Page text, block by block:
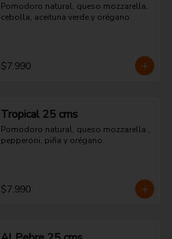
Pomodoro natural, queso mozzarella,
cebolla, aceituna verde y orégano.
$7.990
Tropical 25 cms
Pomodoro natural, queso mozzarella ,
pepperoni, piña y orégano.
$7.990